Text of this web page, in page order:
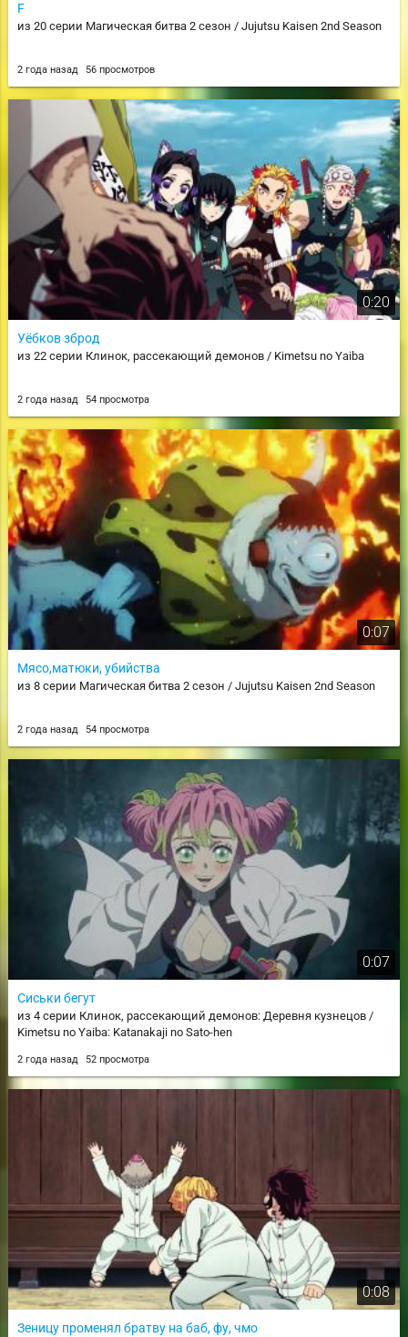
F
из 20 серии Магическая битва 2 сезон / Jujutsu Kaisen 2nd Season
2 года назад 56 просмотров
0:20
Уёбков зброд
из 22 серии Клинок, рассекающий демонов / Kimetsu no Yaiba
2 года назад 54 просмотра
0:07
Мясо,матюки, убийства
из 8 серии Магическая битва 2 сезон / Jujutsu Kaisen 2nd Season
2 года назад 54 просмотра
0:07
Сиськи бегут
из 4 серии Клинок, рассекающий демонов: Деревня кузнецов /
Kimetsu no Yaiba: Katanakaji no Sato-hen
2 года назад 52 просмотра
0:08
Зеницу променял братву на баб, фу, чмо